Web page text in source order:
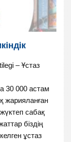
– Ұстаз
30 000 астам
жарияланған
сабақ
біздің
ұстаз